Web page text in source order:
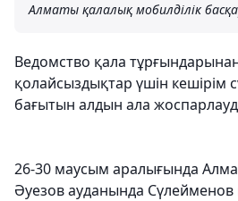
Алматы қалалық мобилділік
Ведомство қала тұрғындарынан
қолайсыздықтар үшін кешірім
бағытын алдын ала
26-30 маусым аралығында
Әуезов ауданында